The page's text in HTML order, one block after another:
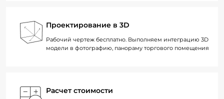
Проектирование в 3D
Рабочий чертеж бесплатно. Выполняем интеграцию 3D
модели в фотографию, панораму торгового помещения
Расчет стоимости